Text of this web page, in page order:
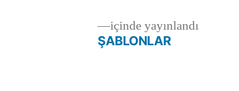
içinde yayınlandı
ŞABLONLAR